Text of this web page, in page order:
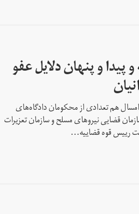
پیدا و پنهان دلایل عفو
هم تعدادی از محکومان دادگاه‌های
قضایی نیروهای مسلح و سازمان تعزیرات
رییس قوه قضاییه...